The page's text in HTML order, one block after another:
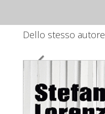
Dello stesso autore